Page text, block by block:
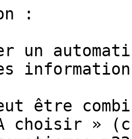
:
un
être
choisir »